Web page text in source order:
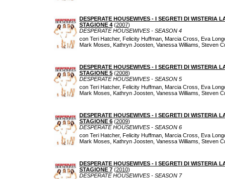
DESPERATE HOUSEWIVES - I SEGRETI DI WISTERIA
STAGIONE 4 (2007)
DESPERATE HOUSEWIVES - SEASON 4
con Teri Hatcher, Felicity Huffman, Marcia Cross, Eva
Mark Moses, Kathryn Joosten, Vanessa Williams, Steven
DESPERATE HOUSEWIVES - I SEGRETI DI WISTERIA
STAGIONE 5 (2008)
DESPERATE HOUSEWIVES - SEASON 5
con Teri Hatcher, Felicity Huffman, Marcia Cross, Eva
Mark Moses, Kathryn Joosten, Vanessa Williams, Steven
DESPERATE HOUSEWIVES - I SEGRETI DI WISTERIA
STAGIONE 6 (2009)
DESPERATE HOUSEWIVES - SEASON 6
con Teri Hatcher, Felicity Huffman, Marcia Cross, Eva
Mark Moses, Kathryn Joosten, Vanessa Williams, Steven
DESPERATE HOUSEWIVES - I SEGRETI DI WISTERIA
STAGIONE 7 (2010)
DESPERATE HOUSEWIVES - SEASON 7